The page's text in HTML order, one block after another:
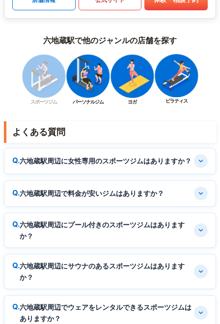
六地蔵駅で他のジャンルの店舗を探す
スポーツジム パーソナルジム ヨガ ピラティス
よくある質問
六地蔵駅周辺に女性専用のスポーツジムはありますか？
六地蔵駅周辺で料金が安いジムはありますか？
六地蔵駅周辺にプール付きのスポーツジムはあります
か？
六地蔵駅周辺にサウナのあるスポーツジムはあります
か？
六地蔵駅周辺でウェアをレンタルできるスポーツジムは
ありますか？